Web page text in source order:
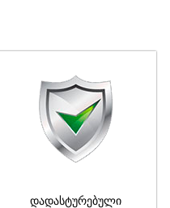
დადასტურებული